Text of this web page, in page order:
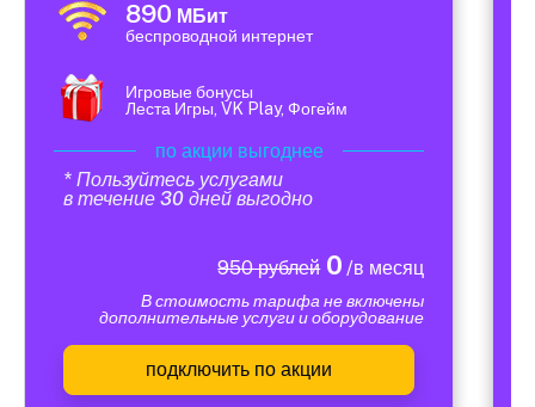
890 МБит
беспроводной интернет
Игровые бонусы
Леста Игры, VK Play, Фогейм
по акции выгоднее
* Пользуйтесь услугами
в течение 30 дней выгодно
950 рублей0 /в месяц
В стоимость тарифа не включены
дополнительные услуги и оборудование
подключить по акции